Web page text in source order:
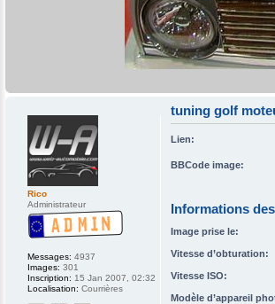
tuning golf
Lien:
BBCode image:
Informations
Image prise le:
Vitesse d’obturation:
Vitesse ISO:
Modèle d’appareil
Rico
Administrateur
Messages: 4937
Images: 301
Inscription: 15 Jan 2007, 02:32
Localisation: Courrières